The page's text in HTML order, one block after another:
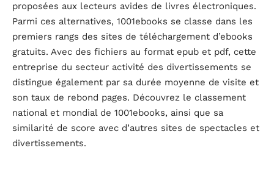
proposées aux lecteurs avides de livres électroniques.
Parmi ces alternatives, 1001ebooks se classe dans les
premiers rangs des sites de téléchargement d’ebooks
gratuits. Avec des fichiers au format epub et pdf, cette
entreprise du secteur activité des divertissements se
distingue également par sa durée moyenne de visite et
son taux de rebond pages. Découvrez le classement
national et mondial de 1001ebooks, ainsi que sa
similarité de score avec d’autres sites de spectacles et
divertissements.